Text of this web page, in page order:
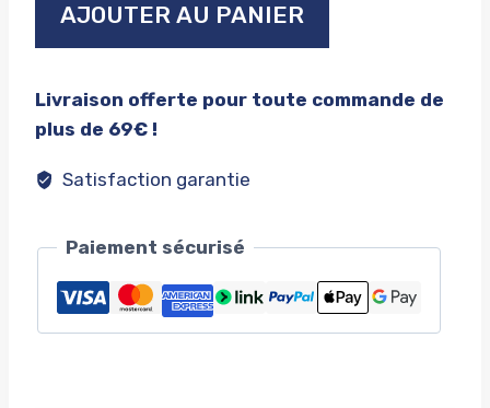
Kevin
AJOUTER AU PANIER
Livraison offerte pour toute commande de
plus de 69€ !
Satisfaction garantie
Paiement sécurisé